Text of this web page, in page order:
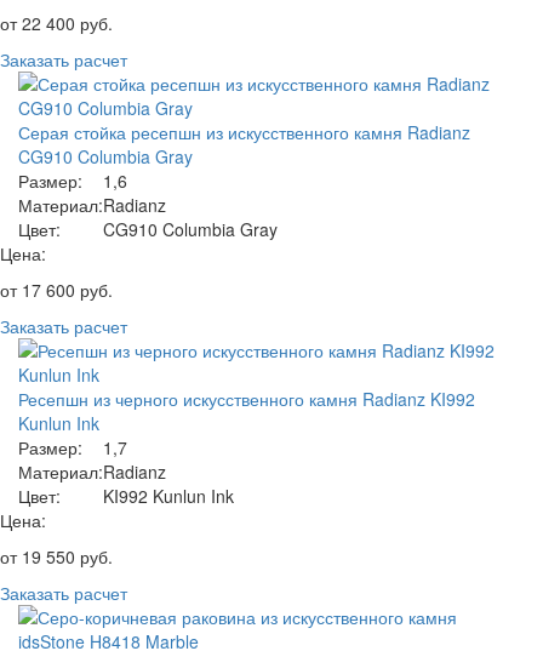
от22 400 руб.
Заказать расчет
Серая стойка ресепшн из искусственного камня Radianz
CG910 Columbia Gray
Размер:
1,6
Материал:Radianz
Цвет:
CG910 Columbia Gray
Цена:
от 17 600 руб.
Заказать расчет
Ресепшн из черного искусственного камня Radianz KI992
Kunlun Ink
Размер:
1,7
Материал:Radianz
Цвет:
KI992 Kunlun Ink
Цена:
от 19 550 руб.
Заказать расчет